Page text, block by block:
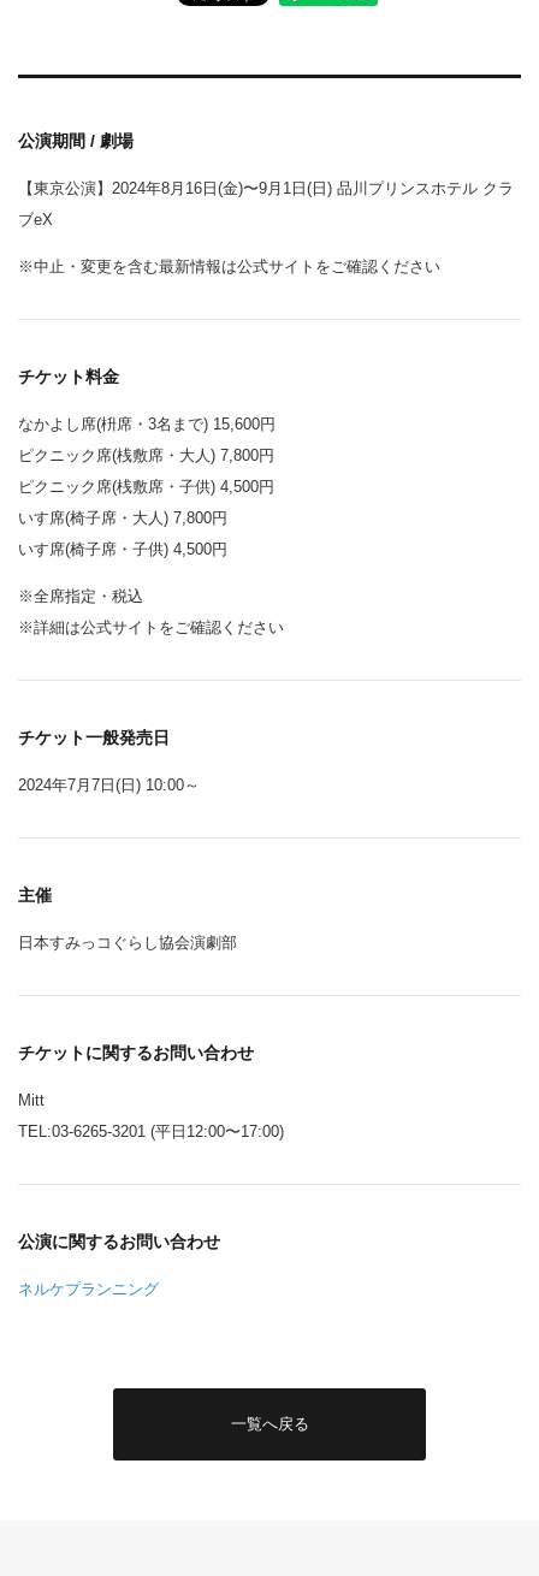
公演期間 / 劇場
【東京公演】2024年8月16日(金)〜9月1日(日) 品川プリンスホテル クラ
ブeX
※中止・変更を含む最新情報は公式サイトをご確認ください
チケット料金
なかよし席(枡席・3名まで) 15,600円
ピクニック席(桟敷席・大人) 7,800円
ピクニック席(桟敷席・子供) 4,500円
いす席(椅子席・大人) 7,800円
いす席(椅子席・子供) 4,500円
※全席指定・税込
※詳細は公式サイトをご確認ください
チケット一般発売日
2024年7月7日(日) 10:00～
主催
日本すみっコぐらし協会演劇部
チケットに関するお問い合わせ
Mitt
TEL:03-6265-3201 (平日12:00〜17:00)
公演に関するお問い合わせ
ネルケプランニング
一覧へ戻る